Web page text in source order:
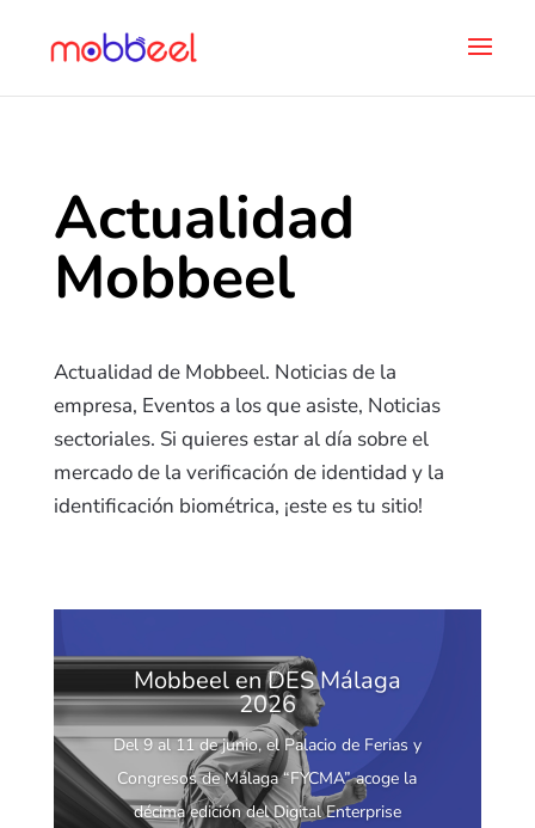
Actualidad
Mobbeel
Actualidad de Mobbeel. Noticias de la
empresa, Eventos a los que asiste, Noticias
sectoriales. Si quieres estar al día sobre el
mercado de la verificación de identidad y la
identificación biométrica, ¡este es tu sitio!
Mobbeel en DES Málaga
2026
Del 9 al 11 de junio, el Palacio de Ferias y
Congresos de Málaga “FYCMA” acoge la
décima edición del Digital Enterprise